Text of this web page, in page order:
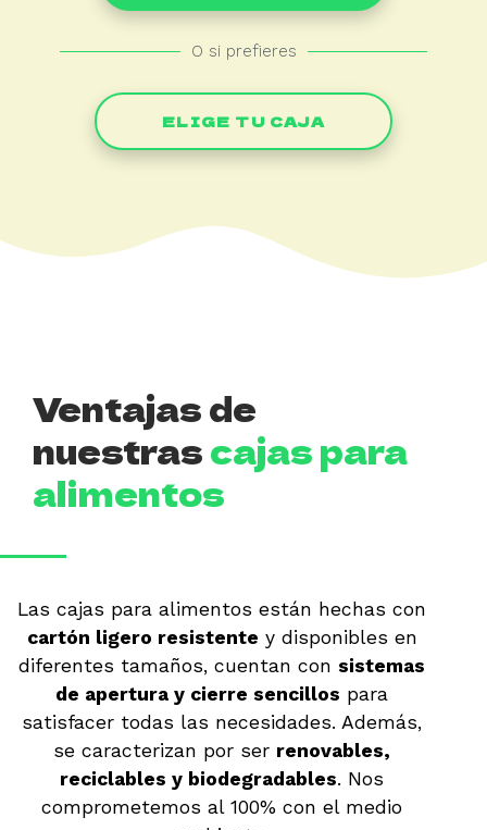
O si prefieres
ELIGE TU CAJA
Ventajas de
nuestrascajas para
alimentos
Las cajas para alimentos están hechas con
cartón ligero resistente y disponibles en
diferentes tamaños, cuentan con sistemas
de apertura y cierre sencillos para
satisfacer todas las necesidades. Además,
se caracterizan por ser renovables,
reciclables y biodegradables. Nos
comprometemos al 100% con el medio